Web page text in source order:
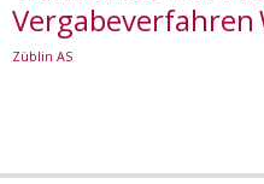
Vergabeverfahren
Züblin AS